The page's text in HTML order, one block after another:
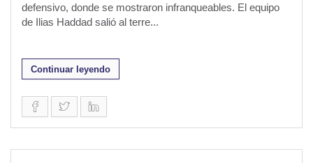
defensivo, donde se mostraron infranqueables. El equipo
de Ilias Haddad salió al terre...
Continuar leyendo